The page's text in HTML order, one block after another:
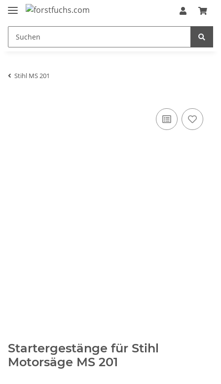
Stihl MS 201
Startergestänge für Stihl
Motorsäge MS 201